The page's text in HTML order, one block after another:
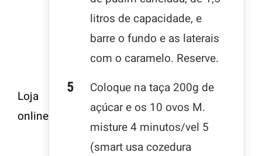
Loja
online
litros de capacidade, e
barre o fundo e as laterais
com o caramelo. Reserve.
Coloque na taça 200g de
açúcar e os 10 ovos M.
misture 4 minutos/vel 5
(smart usa cozedura